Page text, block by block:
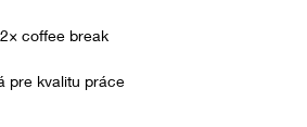
coffee break
pre kvalitu práce